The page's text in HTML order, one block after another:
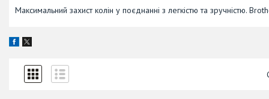
Максимальний захист колін у поєднанні з легкістю та зручністю.